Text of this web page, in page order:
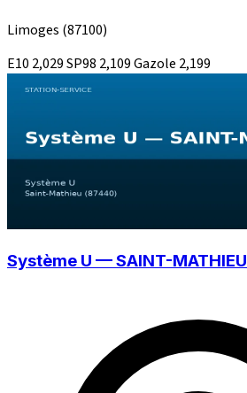
Limoges (87100)
E10 2,029SP98 2,109Gazole 2,199
Système U — SAINT-MATHIEU